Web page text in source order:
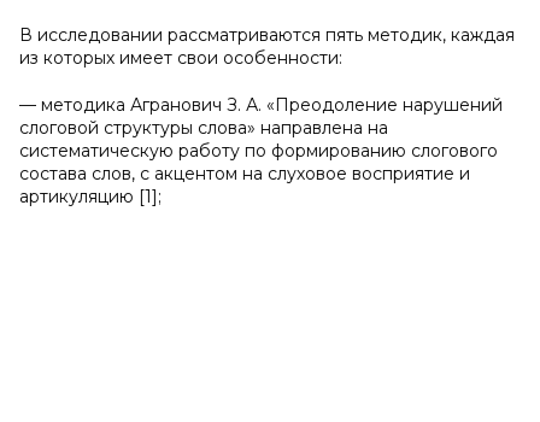
В исследовании рассматриваются пять методик, каждая
из которых имеет свои особенности:
— методика Агранович З. А. «Преодоление нарушений
слоговой структуры слова» направлена на
систематическую работу по формированию слогового
состава слов, с акцентом на слуховое восприятие и
артикуляцию [1];